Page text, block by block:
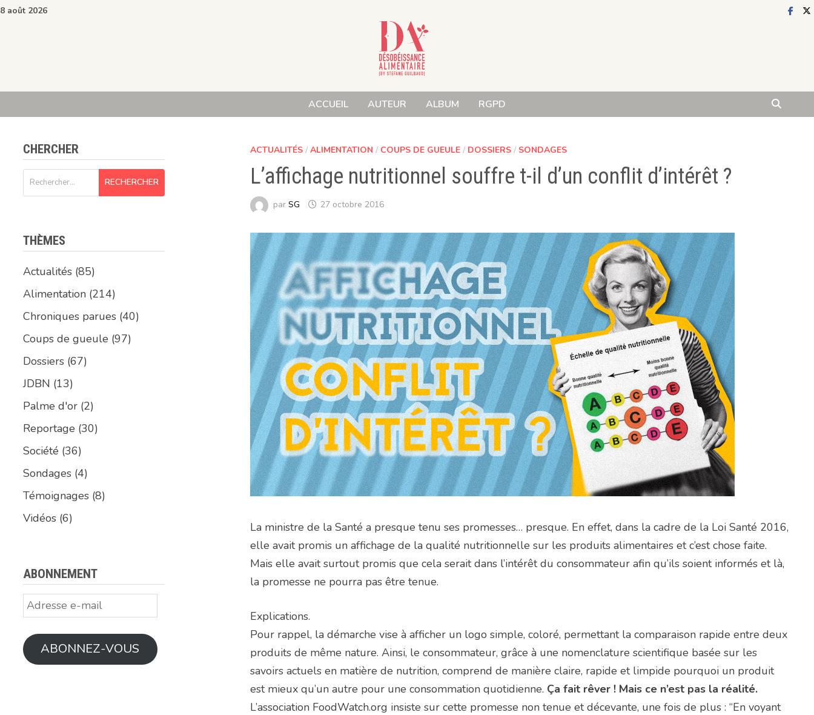
Passer
8 août 2026
ACCUEIL AUTEUR ALBUM RGPD
ACTUALITÉS /ALIMENTATION / COUPS DE GUEULE / DOSSIERS / SONDAGES
L’affichage nutritionnel souffre t-il d’un conflit d’intérêt ?
parSG 27 octobre 2016
La ministre de la Santé a presque tenu ses promesses… presque. En effet, dans la cadre de la Loi Santé 2016,
elle avait promis un affichage de la qualité nutritionnelle sur les produits alimentaires et c’est chose faite.
Mais elle avait surtout promis que cela serait dans l’intérêt du consommateur afin qu’ils soient informés et là,
la promesse ne pourra pas être tenue.
Explications.
Pour rappel, la démarche vise à afficher un logo simple, coloré, permettant la comparaison rapide entre deux
produits de même nature. Ainsi, le consommateur, grâce à une nomenclature scientifique basée sur les
savoirs actuels en matière de nutrition, comprend de manière claire, rapide et limpide pourquoi un produit
est mieux qu’un autre pour une consommation quotidienne. Ça fait rêver ! Mais ce n’est pas la réalité.
L’association FoodWatch.org insiste sur cette promesse non tenue et décevante, une fois de plus : “En voyant
CHERCHER
Rechercher :
THÈMES
Actualités (85)
Alimentation (214)
Chroniques parues (40)
Coups de gueule (97)
Dossiers (67)
JDBN (13)
Palme d'or (2)
Reportage (30)
Société (36)
Sondages (4)
Témoignages (8)
Vidéos (6)
ABONNEMENT
Adresse
e-
mail
ABONNEZ-VOUS